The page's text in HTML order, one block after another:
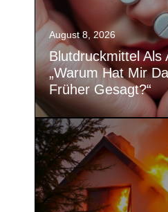
August 8, 2026
Blutdruckmittel Als
„Warum Hat Mir
Früher Gesagt?“